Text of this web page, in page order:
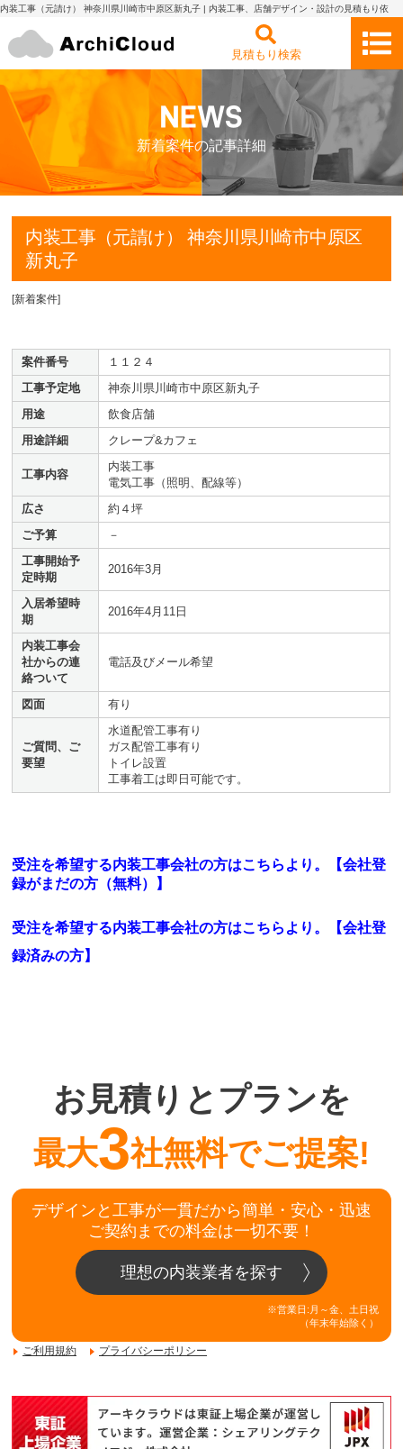
内装工事（元請け） 神奈川県川崎市中原区新丸子 | 内装工事、店舗デザイン・設計の見積もり依
見積もり検索
新着案件の記事詳細
内装工事（元請け） 神奈川県川崎市中原区
新丸子
[新着案件]
案件番号
１１２４
工事予定地
神奈川県川崎市中原区新丸子
用途
飲食店舗
用途詳細
クレープ&カフェ
工事内容
内装工事
電気工事（照明、配線等）
広さ
約４坪
ご予算
－
工事開始予
定時期
2016年3月
入居希望時
期
2016年4月11日
内装工事会
社からの連
絡ついて
電話及びメール希望
図面 有り
ご質問、ご
要望
水道配管工事有り
ガス配管工事有り
トイレ設置
工事着工は即日可能です。
受注を希望する内装工事会社の方はこちらより。【会社登
録がまだの方（無料）】
受注を希望する内装工事会社の方はこちらより。
【会社登
録済みの方】
お見積りとプランを
最大3社無料でご提案!
デザインと工事が一貫だから簡単・安心・迅速
ご契約までの料金は一切不要！
理想の内装業者を探す
※営業日:月～金、土日祝
（年末年始除く）
ご利用規約 プライバシーポリシー